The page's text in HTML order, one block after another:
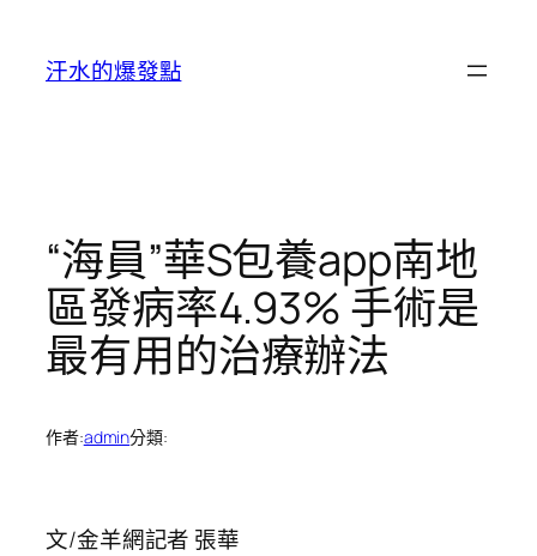
汗水的爆發點
“海員”華S包養app南地
區發病率4.93% 手術是
最有用的治療辦法
作者:admin分類:
文/金羊網記者 張華